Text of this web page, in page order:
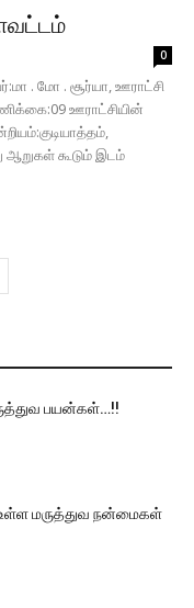
0
. மோ . சூர்யா, ஊராட்சி
ஊராட்சியின்
ஆறுகள் கூடும் இடம்
பயன்கள்…!!
மருத்துவ நன்மைகள்